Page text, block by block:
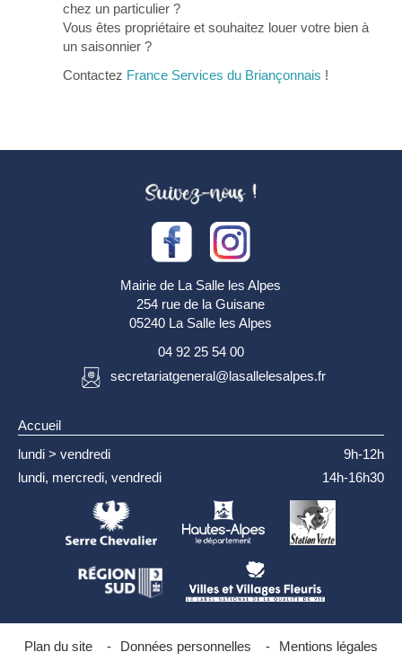
chez un particulier ?
Vous êtes propriétaire et souhaitez louer votre bien à
un saisonnier ?
Contactez France Services du Briançonnais !
Mairie de La Salle les Alpes
254 rue de la Guisane
05240 La Salle les Alpes
04 92 25 54 00
secretariatgeneral@lasallelesalpes.fr
Accueil
lundi > vendredi
9h-12h
lundi, mercredi, vendredi
14h-16h30
Plan du site - Données personnelles - Mentions légales